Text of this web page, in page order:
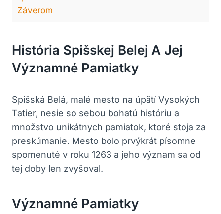
Záverom
História Spišskej Belej A Jej
Významné Pamiatky
Spišská Belá, malé mesto na úpätí Vysokých
Tatier, nesie so sebou bohatú históriu a
množstvo unikátnych pamiatok, ktoré stoja za
preskúmanie. Mesto bolo prvýkrát písomne
spomenuté v roku 1263 a jeho význam sa od
tej doby len zvyšoval.
Významné Pamiatky